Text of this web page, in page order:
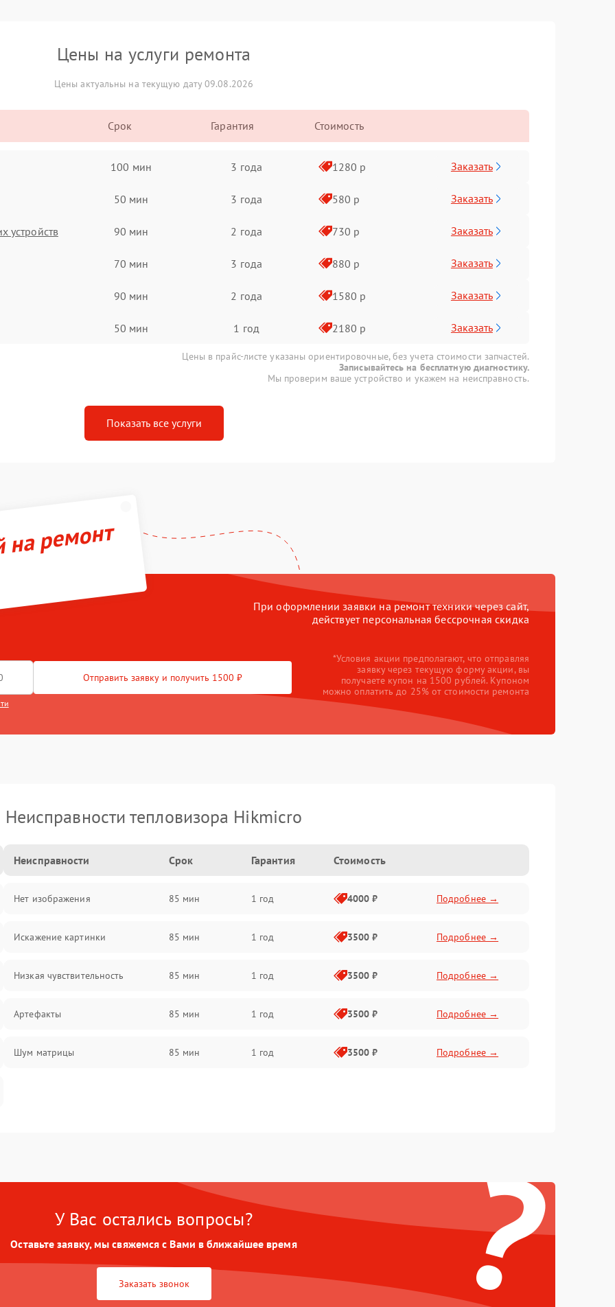
Цены на услуги ремонта
Цены актуальны на текущую дату 09.08.2026
Срок Гарантия Стоимость
100 мин 3 года 1280 р Заказать
50 мин 3 года 580 р Заказать
устройств 90 мин 2 года 730 р Заказать
70 мин 3 года 880 р Заказать
90 мин 2 года 1580 р Заказать
50 мин 1 год 2180 р Заказать
Цены в прайс-листе указаны ориентировочные, без учета стоимости запчастей.
Записывайтесь на бесплатную диагностику.
Мы проверим ваше устройство и укажем на неисправность.
Показать все услуги
ремонт
При оформлении заявки на ремонт техники через сайт,
действует персональная бессрочная скидка
Отправить заявку и получить 1500 ₽
*Условия акции предполагают, что отправляя
заявку через текущую форму акции, вы
получаете купон на 1500 рублей. Купоном
можно оплатить до 25% от стоимости ремонта
Неисправности тепловизора Hikmicro
Неисправности Срок Гарантия Стоимость
Нет изображения 85 мин 1 год 4000 ₽ Подробнее →
Искажение картинки 85 мин 1 год 3500 ₽ Подробнее →
Низкая чувствительность 85 мин 1 год 3500 ₽ Подробнее →
Артефакты 85 мин 1 год 3500 ₽ Подробнее →
Шум матрицы 85 мин 1 год 3500 ₽ Подробнее →
?
У Вас остались вопросы?
Оставьте заявку, мы свяжемся с Вами в ближайшее время
Заказать звонок